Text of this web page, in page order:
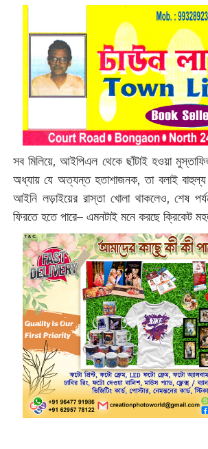
সব মিলিয়ে, আইপিএল থেকে ছাঁটাই হওয়া
অধ্যায় যে অত্যন্ত হতাশাজনক, তা বলাই
আইনি লড়াইয়ের রাস্তা খোলা থাকলেও, শেষ
ফিরতে হতে পারে– এমনটাই মনে করছে ক্রিকেট